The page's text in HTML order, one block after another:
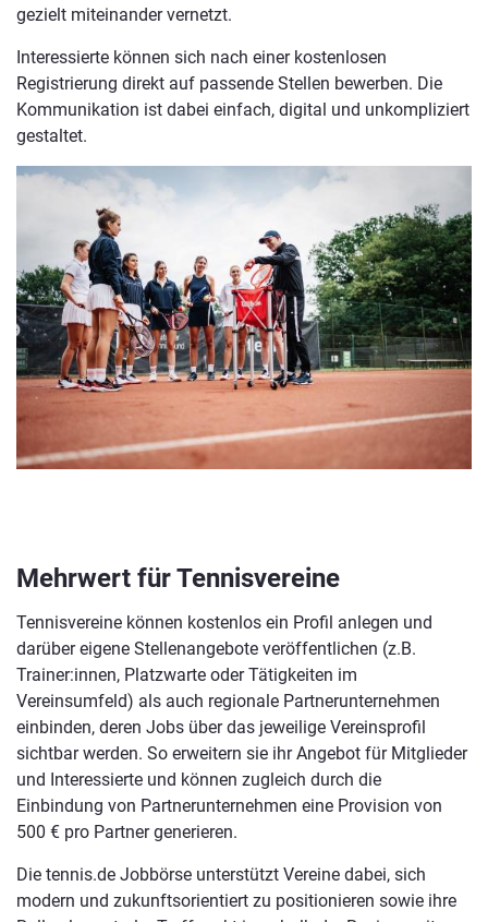
gezielt miteinander vernetzt.
Interessierte können sich nach einer kostenlosen
Registrierung direkt auf passende Stellen bewerben. Die
Kommunikation ist dabei einfach, digital und unkompliziert
gestaltet.
Mehrwert für Tennisvereine
Tennisvereine können kostenlos ein Profil anlegen und
darüber eigene Stellenangebote veröffentlichen (z.B.
Trainer:innen, Platzwarte oder Tätigkeiten im
Vereinsumfeld) als auch regionale Partnerunternehmen
einbinden, deren Jobs über das jeweilige Vereinsprofil
sichtbar werden. So erweitern sie ihr Angebot für Mitglieder
und Interessierte und können zugleich durch die
Einbindung von Partnerunternehmen eine Provision von
500 € pro Partner generieren.
Die tennis.de Jobbörse unterstützt Vereine dabei, sich
modern und zukunftsorientiert zu positionieren sowie ihre